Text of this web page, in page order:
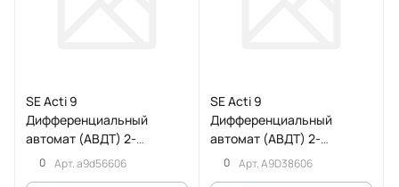
SE Acti 9
Дифференциальный
автомат (АВДТ) 2-
полюсный (1P+N) 6А 30мА
0 Арт.a9d56606
SE Acti 9
Дифференциальный
автомат (АВДТ) 2-
полюсный (1P+N) 6А 30мА
10kA (C) Asi
0 Арт.A9D38606